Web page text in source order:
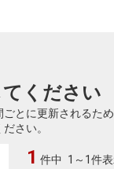
224便
乗継便あり
大
クラスJを
ください
とに更新されるた
さい。
1 件中 1～1件